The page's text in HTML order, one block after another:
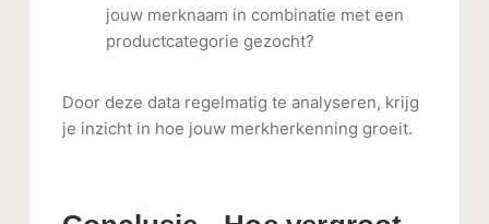
jouw merknaam in combinatie met een
productcategorie gezocht?
Door deze data regelmatig te analyseren, krijg
je inzicht in hoe jouw merkherkenning groeit.